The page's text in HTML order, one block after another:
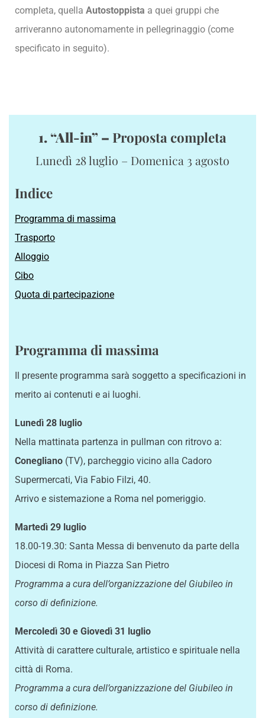
completa, quella Autostoppista a quei gruppi che
arriveranno autonomamente in pellegrinaggio (come
specificato in seguito).
1. “All-in” – Proposta completa
Lunedì 28 luglio – Domenica 3 agosto
Indice
Programma di massima
Trasporto
Alloggio
Cibo
Quota di partecipazione
Programma di massima
Il presente programma sarà soggetto a specificazioni in
merito ai contenuti e ai luoghi.
Lunedì 28 luglio
Nella mattinata partenza in pullman con ritrovo a:
Conegliano (TV), parcheggio vicino alla Cadoro
Supermercati, Via Fabio Filzi, 40.
Arrivo e sistemazione a Roma nel pomeriggio.
Martedì 29 luglio
18.00-19.30: Santa Messa di benvenuto da parte della
Diocesi di Roma in Piazza San Pietro
Programma a cura dell’organizzazione del Giubileo in
corso di definizione.
Mercoledì 30 e Giovedì 31 luglio
Attività di carattere culturale, artistico e spirituale nella
città di Roma.
Programma a cura dell’organizzazione del Giubileo in
corso di definizione.